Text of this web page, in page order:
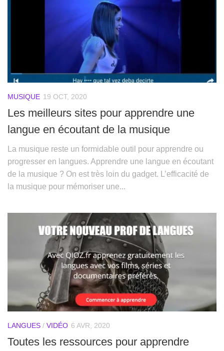
MUSIQUE 19 OCT, 2020
Les meilleurs sites pour apprendre une
langue en écoutant de la musique
La musique reste un formidable outil pour apprendre ou
progresser en langues. Apprendre une langue en écoutant
de la musique ? On est très loin du gadget. L’efficacité de
la musique pour mémoriser une...
LANGUES / VIDÉO 6 AVR, 2020
Toutes les ressources pour apprendre